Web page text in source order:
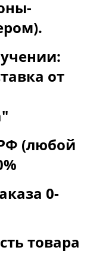
от
(любой
0-
товара